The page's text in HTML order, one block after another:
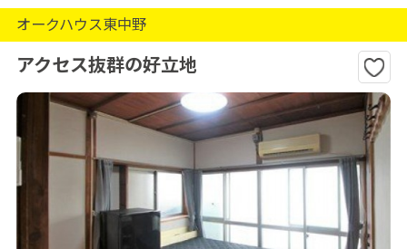
オークハウス東中野
アクセス抜群の好立地